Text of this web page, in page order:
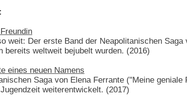
weit: Der erste Band der Neapolitanischen
bereits weltweit bejubelt wurden. (2016)
eines neuen Namens
Saga von Elena Ferrante ("Meine
weiterentwickelt. (2017)